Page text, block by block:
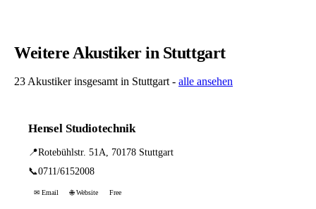
Weitere Akustiker in Stuttgart
23 Akustiker insgesamt in Stuttgart - alle ansehen
Hensel Studiotechnik
📍Rotebühlstr. 51A, 70178 Stuttgart
📞0711/6152008
✉ Email 🌐 Website Free